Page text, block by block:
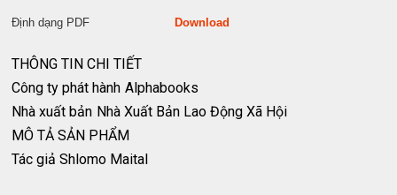
Định dạng PDF Download
THÔNG TIN CHI TIẾT
Công ty phát hành Alphabooks
Nhà xuất bản Nhà Xuất Bản Lao Động Xã Hội
MÔ TẢ SẢN PHẨM
Tác giả Shlomo Maital